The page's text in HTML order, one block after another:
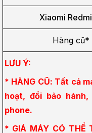
Xiaomi
Hàng cũ*
LƯU Ý:
* HÀNG CŨ: Tất cả
hoạt, đổi bảo
phone.
* GIÁ MÁY CÓ THỂ